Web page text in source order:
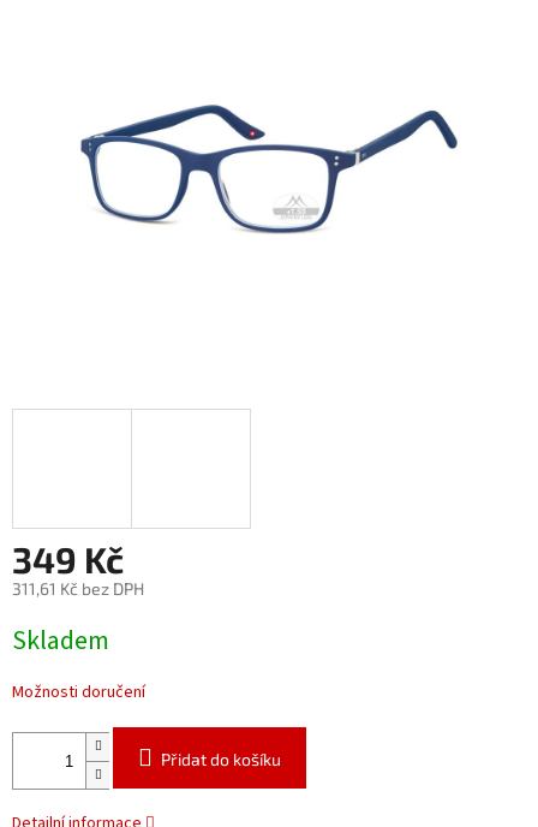
349 Kč
311,61 Kč bez DPH
cena:
Skladem
Možnosti doručení
Přidat do košíku